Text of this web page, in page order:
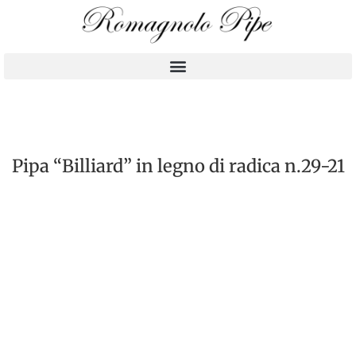
Pipa “Billiard” in legno di radica n.29-21